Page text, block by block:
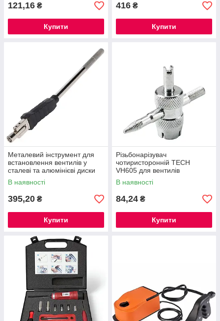
121,16 ₴
Купити
416 ₴
Купити
Металевий інструмент для
встановлення вентилів у
сталеві та алюмінієві диски
Invento 562-8311
В наявності
395,20 ₴
Купити
Різьбонарізувач
чотиристоронній TECH
VH605 для вентилів
В наявності
84,24 ₴
Купити